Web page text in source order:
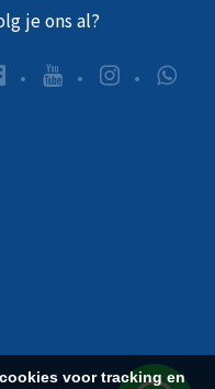
je ons al?
voor tracking en